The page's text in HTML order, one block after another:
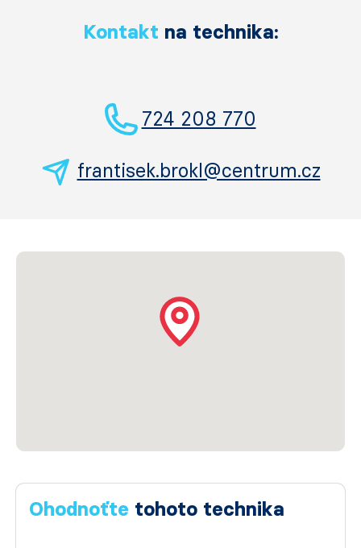
Kontakt na technika:
724 208 770
frantisek.brokl@centrum.cz
Ohodnoťte tohoto technika